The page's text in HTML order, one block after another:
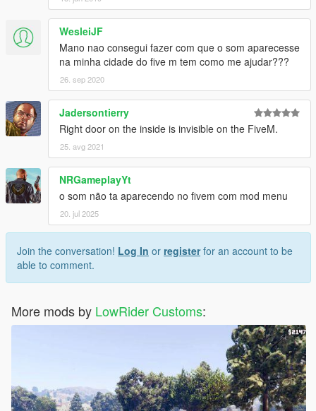
WesleiJF
Mano nao consegui fazer com que o som aparecesse
na minha cidade do five m tem como me ajudar???
26. sep 2020
Jadersontierry
Right door on the inside is invisible on the FiveM.
25. avg 2021
NRGameplayYt
o som não ta aparecendo no fivem com mod menu
20. jul 2025
Join the conversation! Log In or registerfor an account to be
able to comment.
More mods by LowRider Customs: